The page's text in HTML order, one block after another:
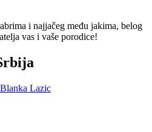
i najjačeg među jakima, belog
vas i vaše porodice!
Blanka Lazic